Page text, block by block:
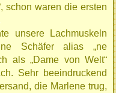
schon waren die ersten
unsere Lachmuskeln
Schäfer alias „ne
als „Dame von Welt“
Sehr beeindruckend
die Marlene trug,